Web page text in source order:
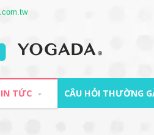
TỨC CÂU HỎI THƯỜNG